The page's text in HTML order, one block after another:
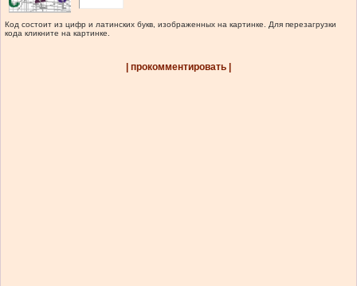
Код состоит из цифр и латинских букв, изображенных на картинке. Для перезагрузки
кода кликните на картинке.
| прокомментировать |